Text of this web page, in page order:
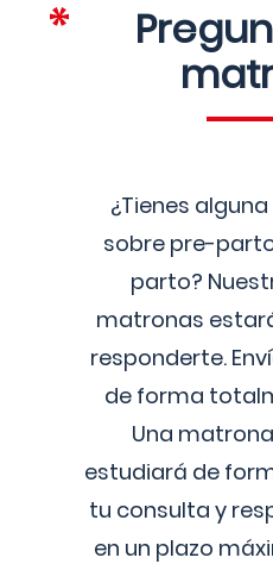
¿Tienes
sobre pre-
parto?
matronas
responderte.
de forma
Una
estudiará de
tu consulta y
en un plazo